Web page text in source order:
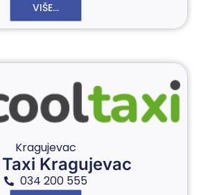
VIŠE...
Kragujevac
Kragujevac
034 200 555